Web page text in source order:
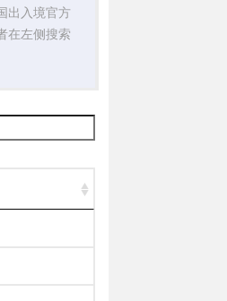
出入境官方
在左侧搜索